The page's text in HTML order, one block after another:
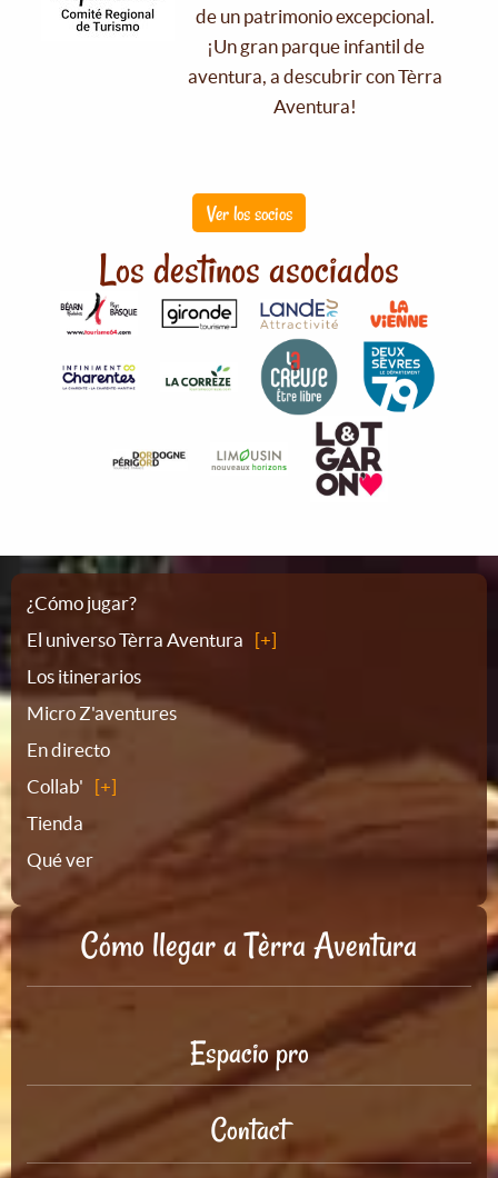
de un patrimonio excepcional.
¡Un gran parque infantil de
aventura, a descubrir con Tèrra
Aventura!
Ver los socios
Los destinos asociados
Plano
del
sitio
¿Cómo jugar?
El universo Tèrra Aventura
Los itinerarios
Micro Z'aventures
En directo
Collab'
Tienda
Qué ver
Cómo llegar a Tèrra Aventura
Espacio pro
Contact